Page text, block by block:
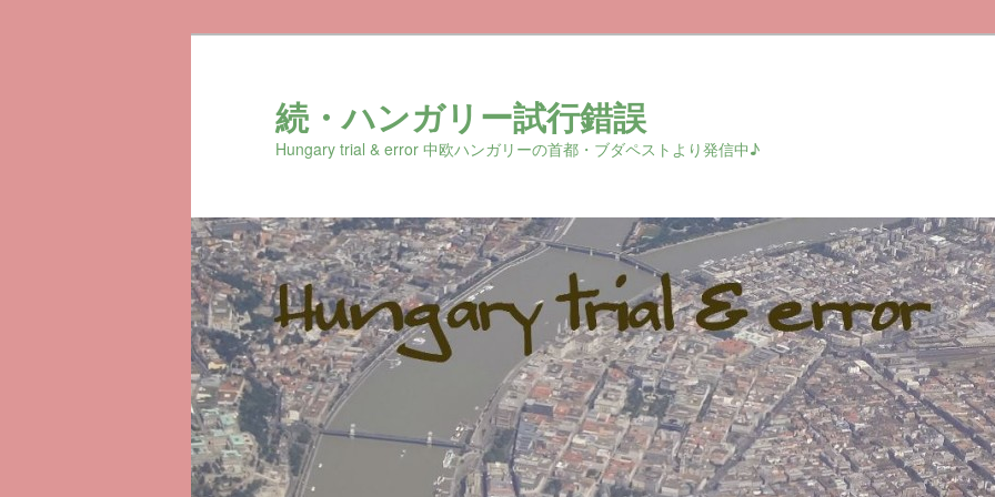
続・ハンガリー試行錯誤
Hungary trial & error 中欧ハンガリーの首都・ブダペストより発信中♪